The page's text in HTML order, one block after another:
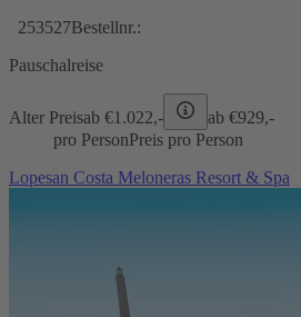
253527Bestellnr.:
Pauschalreise
Alter Preisab €1.022,- ab €929,-
pro PersonPreis pro Person
Lopesan Costa Meloneras Resort & Spa